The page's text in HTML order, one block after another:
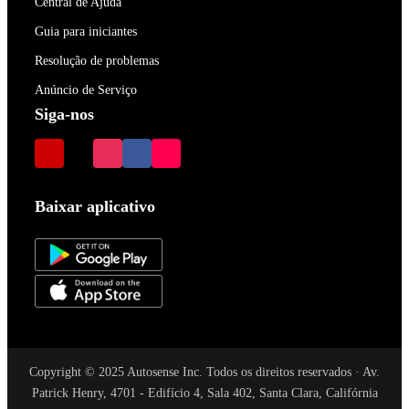
Guia para iniciantes
Resolução de problemas
Anúncio de Serviço
Siga-nos
Baixar aplicativo
Copyright © 2025 Autosense Inc. Todos os direitos reservados · Av.
Patrick Henry, 4701 - Edifício 4, Sala 402, Santa Clara, Califórnia